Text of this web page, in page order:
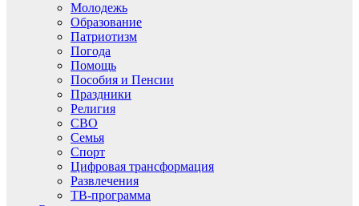
Молодежь
Образование
Патриотизм
Погода
Помощь
Пособия и Пенсии
Праздники
Религия
СВО
Семья
Спорт
Цифровая трансформация
Развлечения
ТВ-программа